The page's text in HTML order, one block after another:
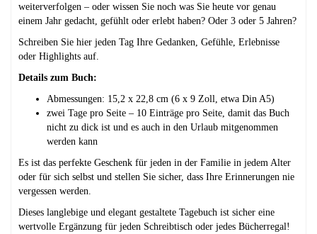
weiterverfolgen – oder wissen Sie noch was Sie heute vor genau
einem Jahr gedacht, gefühlt oder erlebt haben? Oder 3 oder 5 Jahren?
Schreiben Sie hier jeden Tag Ihre Gedanken, Gefühle, Erlebnisse
oder Highlights auf.
Details zum Buch:
Abmessungen: 15,2 x 22,8 cm (6 x 9 Zoll, etwa Din A5)
zwei Tage pro Seite – 10 Einträge pro Seite, damit das Buch
nicht zu dick ist und es auch in den Urlaub mitgenommen
werden kann
Es ist das perfekte Geschenk für jeden in der Familie in jedem Alter
oder für sich selbst und stellen Sie sicher, dass Ihre Erinnerungen nie
vergessen werden.
Dieses langlebige und elegant gestaltete Tagebuch ist sicher eine
wertvolle Ergänzung für jeden Schreibtisch oder jedes Bücherregal!